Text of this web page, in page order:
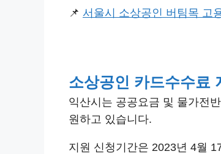
📌 서울시 소상공인 버팀목 고
소상공인 카드수수료
익산시는 공공요금 및 물가전
원하고 있습니다.
지원 신청기간은 2023년 4월